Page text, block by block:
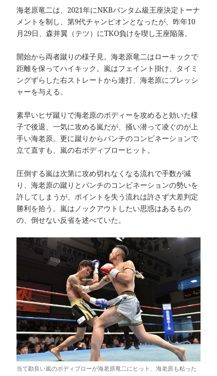
海老原竜二は、2021年にNKBバンタム級王座決定トーナ
メントを制し、第9代チャンピオンとなったが、昨年10
月29日、森井翼（テツ）にTKO負けを喫し王座陥落。
開始から両者蹴りの様子見。海老原竜二はローキックで
距離を保ってハイキック。嵐はフェイント掛け、タイミ
ングずらした右ストレートから連打、海老原にプレッシ
ャーを与える。
素早いヒザ蹴りで海老原のボディーを攻めると効いた様
子で後退、一気に攻める嵐だが、掻い潜って凌ぐのが上
手い海老原。更に蹴りからパンチのコンビネーションで
立て直すも、嵐の右ボディブローヒット。
圧倒する嵐は次第に攻め切れなくなる流れで手数が減
り、海老原の蹴りとパンチのコンビネーションの勢いを
許してしまうが、ポイントを失う流れは許さず大差判定
勝利を拾う。嵐はノックアウトしたい思惑はあるもの
の、倒せない反省を述べていた。
当て勘良い嵐のボディブローが海老原竜二にヒット、海老原も粘った